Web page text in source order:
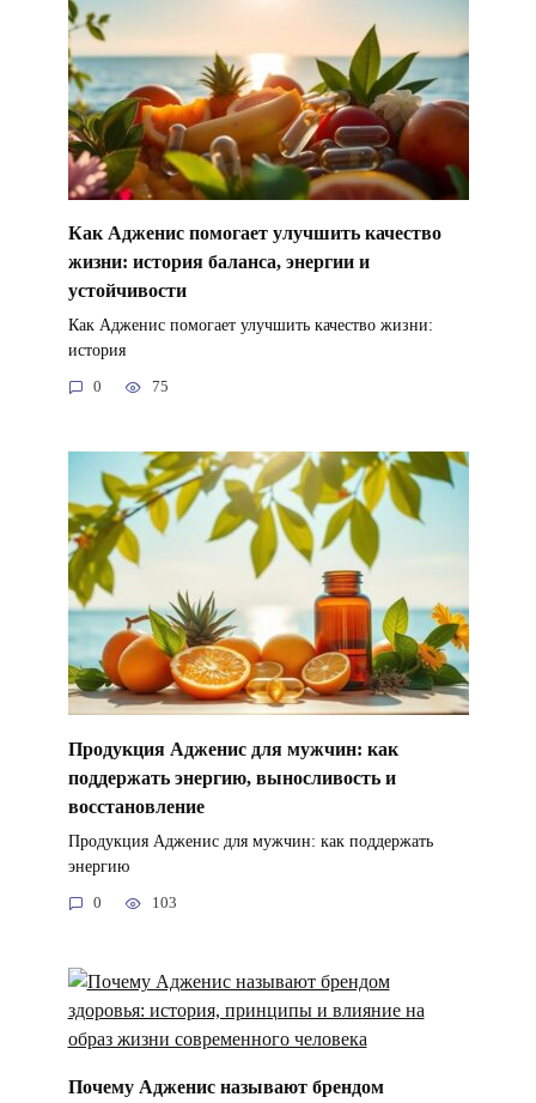
Как Адженис помогает улучшить качество
жизни: история баланса, энергии и
устойчивости
Как Адженис помогает улучшить качество жизни:
история
0 75
Продукция Адженис для мужчин: как
поддержать энергию, выносливость и
восстановление
Продукция Адженис для мужчин: как поддержать
энергию
0 103
Почему Адженис называют брендом